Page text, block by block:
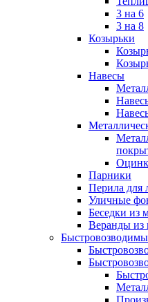
3 на 6
3 на 8
Козырьки
Навесы
Парники
Перила для
Уличные
Беседки из
Веранды из